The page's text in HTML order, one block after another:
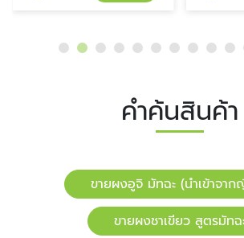
คำค้นสินค้า
ขายผงอูจิ มัทฉะ (นำเข้าจา
ขายผงชาเขียว สูตรมัทฉ